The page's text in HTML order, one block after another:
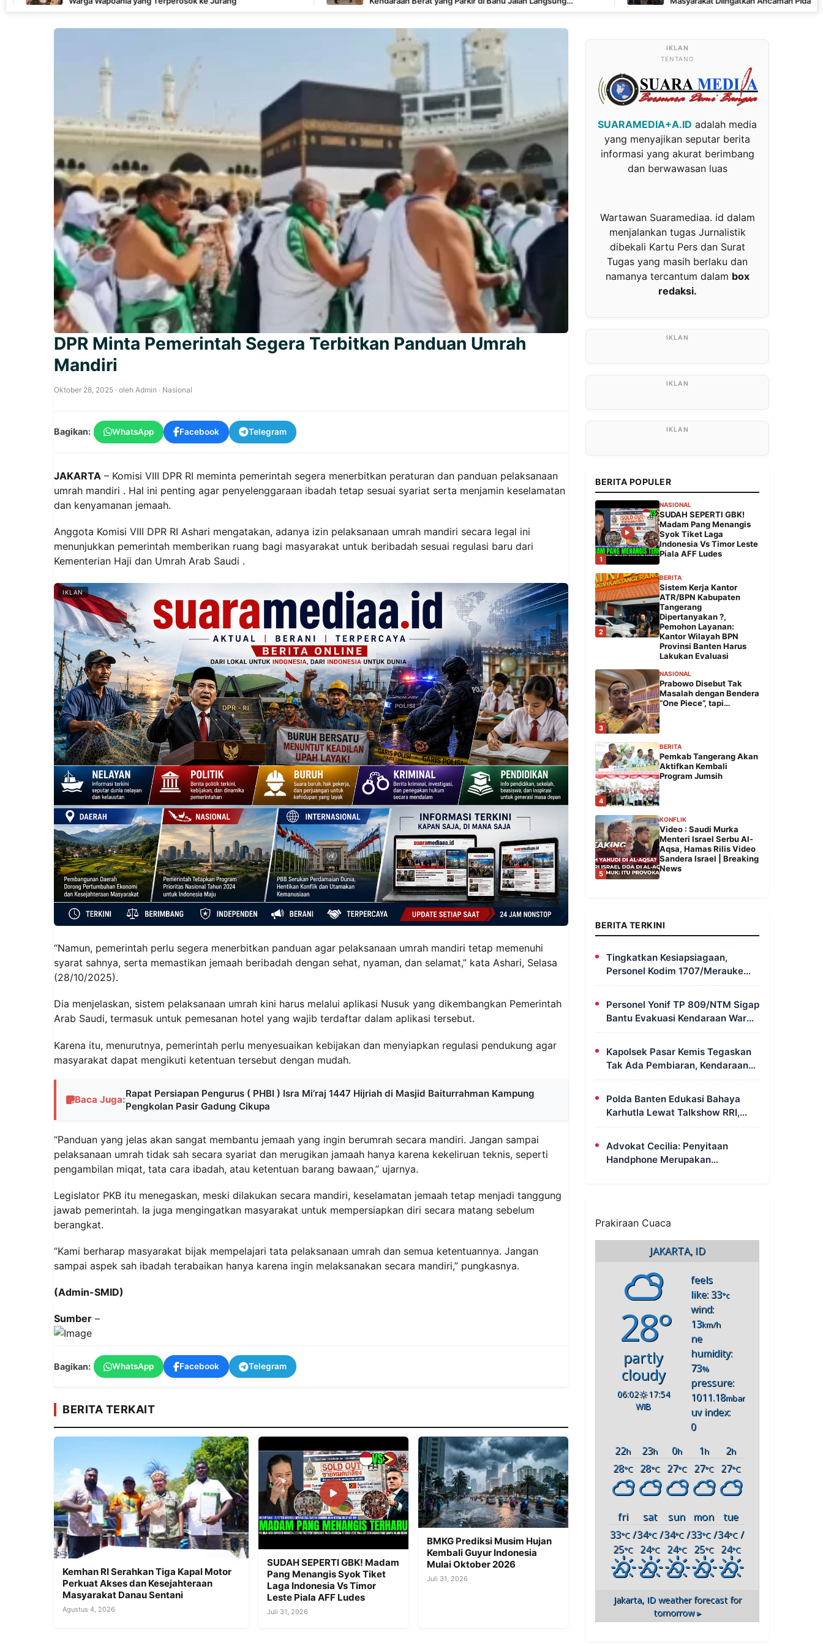
DPR Minta Pemerintah Segera Terbitkan Panduan Umrah
Mandiri
Oktober 28, 2025 · oleh Admin · Nasional
Bagikan: WhatsApp Facebook Telegram
JAKARTA – Komisi VIII DPR RI meminta pemerintah segera menerbitkan peraturan dan panduan pelaksanaan
umrah mandiri . Hal ini penting agar penyelenggaraan ibadah tetap sesuai syariat serta menjamin keselamatan
dan kenyamanan jemaah.
Anggota Komisi VIII DPR RI Ashari mengatakan, adanya izin pelaksanaan umrah mandiri secara legal ini
menunjukkan pemerintah memberikan ruang bagi masyarakat untuk beribadah sesuai regulasi baru dari
Kementerian Haji dan Umrah Arab Saudi .
IKLAN
“Namun, pemerintah perlu segera menerbitkan panduan agar pelaksanaan umrah mandiri tetap memenuhi
syarat sahnya, serta memastikan jemaah beribadah dengan sehat, nyaman, dan selamat,” kata Ashari, Selasa
(28/10/2025).
Dia menjelaskan, sistem pelaksanaan umrah kini harus melalui aplikasi Nusuk yang dikembangkan Pemerintah
Arab Saudi, termasuk untuk pemesanan hotel yang wajib terdaftar dalam aplikasi tersebut.
Karena itu, menurutnya, pemerintah perlu menyesuaikan kebijakan dan menyiapkan regulasi pendukung agar
masyarakat dapat mengikuti ketentuan tersebut dengan mudah.
Baca Juga:
Rapat Persiapan Pengurus ( PHBI ) Isra Mi’raj 1447 Hijriah di Masjid Baiturrahman Kampung
Pengkolan Pasir Gadung Cikupa
“Panduan yang jelas akan sangat membantu jemaah yang ingin berumrah secara mandiri. Jangan sampai
pelaksanaan umrah tidak sah secara syariat dan merugikan jamaah hanya karena kekeliruan teknis, seperti
pengambilan miqat, tata cara ibadah, atau ketentuan barang bawaan,” ujarnya.
Legislator PKB itu menegaskan, meski dilakukan secara mandiri, keselamatan jemaah tetap menjadi tanggung
jawab pemerintah. Ia juga mengingatkan masyarakat untuk mempersiapkan diri secara matang sebelum
berangkat.
“Kami berharap masyarakat bijak mempelajari tata pelaksanaan umrah dan semua ketentuannya. Jangan
sampai aspek sah ibadah terabaikan hanya karena ingin melaksanakan secara mandiri,” pungkasnya.
(Admin-SMID)
Sumber –
Bagikan: WhatsApp Facebook Telegram
BERITA TERKAIT
Kemhan RI Serahkan Tiga Kapal Motor
Perkuat Akses dan Kesejahteraan
Masyarakat Danau Sentani
Agustus 4, 2026
SUDAH SEPERTI GBK! Madam
Pang Menangis Syok Tiket
Laga Indonesia Vs Timor
Leste Piala AFF Ludes
Juli 31, 2026
BMKG Prediksi Musim Hujan
Kembali Guyur Indonesia
Mulai Oktober 2026
Juli 31, 2026
TENTANG
SUARAMEDIA+A.ID adalah media
yang menyajikan seputar berita
informasi yang akurat berimbang
dan berwawasan luas
Wartawan Suaramediaa. id dalam
menjalankan tugas Jurnalistik
dibekali Kartu Pers dan Surat
Tugas yang masih berlaku dan
namanya tercantum dalam box
redaksi.
BERITA POPULER
1
NASIONAL
SUDAH SEPERTI GBK!
Madam Pang Menangis
Syok Tiket Laga
Indonesia Vs Timor Leste
Piala AFF Ludes
2
BERITA
Sistem Kerja Kantor
ATR/BPN Kabupaten
Tangerang
Dipertanyakan ?,
Pemohon Layanan:
Kantor Wilayah BPN
Provinsi Banten Harus
Lakukan Evaluasi
3
NASIONAL
Prabowo Disebut Tak
Masalah dengan Bendera
“One Piece”, tapi…
4
BERITA
Pemkab Tangerang Akan
Aktifkan Kembali
Program Jumsih
5
KONFLIK
Video : Saudi Murka
Menteri Israel Serbu Al-
Aqsa, Hamas Rilis Video
Sandera Israel | Breaking
News
BERITA TERKINI
Tingkatkan Kesiapsiagaan,
Personel Kodim 1707/Merauke
Asah Ketrampilan Bersama
Petugas Damkar
Personel Yonif TP 809/NTM Sigap
Bantu Evakuasi Kendaraan Warga
Wapoania yang Terperosok ke
Kapolsek Pasar Kemis Tegaskan
Tak Ada Pembiaran, Kendaraan
Berat yang Parkir di Bahu Jalan
Langsung Ditertibkan
Polda Banten Edukasi Bahaya
Karhutla Lewat Talkshow RRI,
Masyarakat Diingatkan Ancaman
Pidana Pembakaran Lahan
Advokat Cecilia: Penyitaan
Handphone Merupakan
Prakiraan Cuaca
JAKARTA, ID
28°
partly
cloudy
06:02
17:54
WIB
feels
like: 33°c
wind:
13km/h
ne
humidity:
73%
pressure:
1011.18mbar
uv index:
0
22h 23h 0h 1h 2h
28°C 28°C 27°C 27°C 27°C
fri sat sun mon
tue
33°C/
25°C
34°C/
24°C
34°C/
24°C
33°C/
25°C
34°C /
24°C
Jakarta, IDweather forecast for
tomorrow ▸